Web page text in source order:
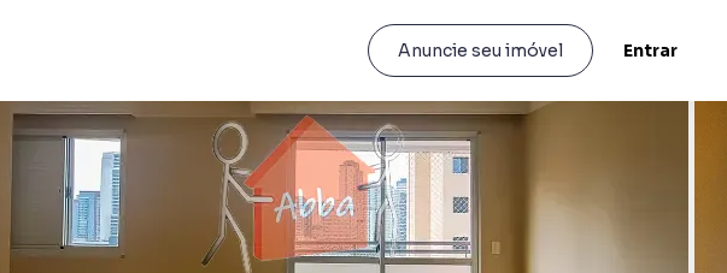
Anuncie seu imóvel Entrar